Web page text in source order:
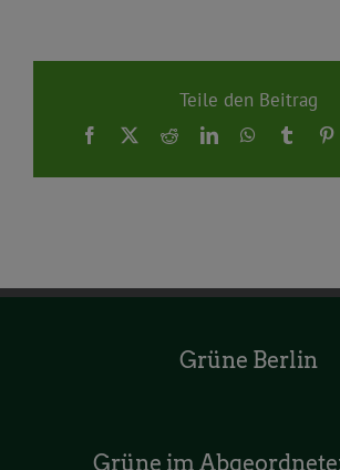
Teile den Beitrag
Facebook
X RedditLinkedInWhatsApp
Tumblr
Grüne Berlin
Grüne im